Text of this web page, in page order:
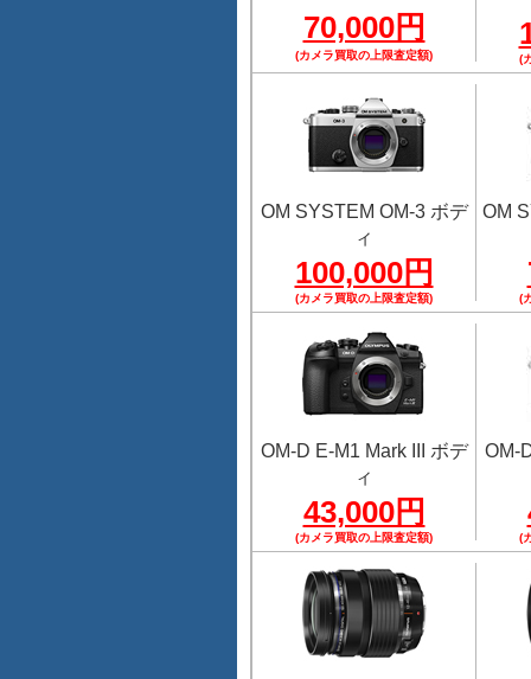
70,000円
(カメラ買取の上限査定額) (
OM SYSTEM OM-3 ボデ
ィ
100,000円
(カメラ買取の上限査定額)
OM
(
OM-D E-M1 Mark III ボデ
ィ
43,000円
(カメラ買取の上限査定額)
OM-
(